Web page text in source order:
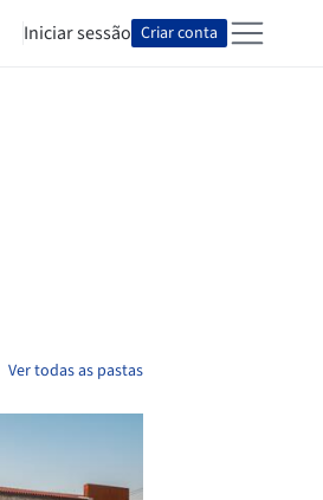
Iniciar sessão Criar conta
Ver todas as pastas